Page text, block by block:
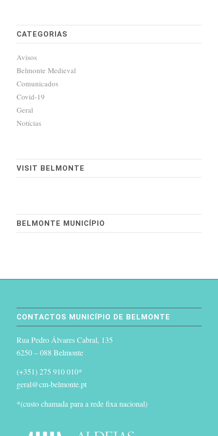
CATEGORIAS
Avisos
Belmonte Medieval
Comunicados
Covid-19
Geral
Notícias
VISIT BELMONTE
BELMONTE MUNICÍPIO
CONTACTOS MUNICÍPIO DE BELMONTE
Rua Pedro Álvares Cabral, 135
6250 – 088 Belmonte
(+351) 275 910 010*
geral@cm-belmonte.pt
*(custo chamada para a rede fixa nacional)